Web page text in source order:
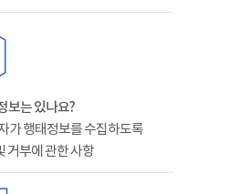
보는 있나요?
가 행태정보를 수집하도록
거부에 관한 사항